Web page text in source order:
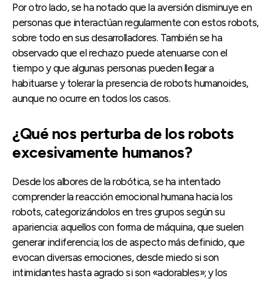
Por otro lado, se ha notado que la aversión disminuye en
personas que interactúan regularmente con estos robots,
sobre todo en sus desarrolladores. También se ha
observado que el rechazo puede atenuarse con el
tiempo y que algunas personas pueden llegar a
habituarse y tolerar la presencia de robots humanoides,
aunque no ocurre en todos los casos.
¿Qué nos perturba de los robots
excesivamente humanos?
Desde los albores de la robótica, se ha intentado
comprender la reacción emocional humana hacia los
robots, categorizándolos en tres grupos según su
apariencia: aquellos con forma de máquina, que suelen
generar indiferencia; los de aspecto más definido, que
evocan diversas emociones, desde miedo si son
intimidantes hasta agrado si son «adorables»; y los